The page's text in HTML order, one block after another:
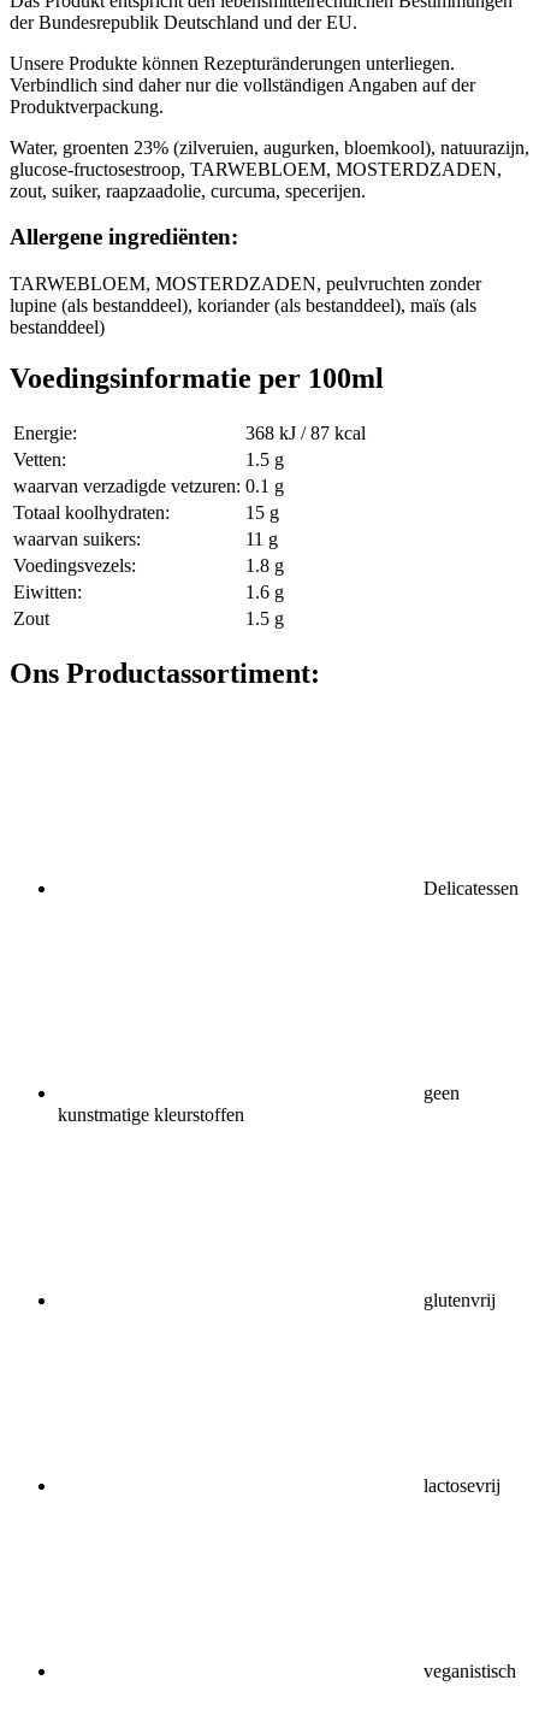
der Bundesrepublik Deutschland und der EU.
Unsere Produkte können Rezepturänderungen unterliegen.
Verbindlich sind daher nur die vollständigen Angaben auf der
Produktverpackung.
Water, groenten 23% (zilveruien, augurken, bloemkool), natuurazijn,
glucose-fructosestroop, TARWEBLOEM, MOSTERDZADEN,
zout, suiker, raapzaadolie, curcuma, specerijen.
Allergene ingrediënten:
TARWEBLOEM, MOSTERDZADEN, peulvruchten zonder
lupine (als bestanddeel), koriander (als bestanddeel), maïs (als
bestanddeel)
Voedingsinformatie per 100ml
Energie:
368 kJ / 87 kcal
Vetten:
1.5 g
waarvan verzadigde vetzuren: 0.1 g
Totaal koolhydraten:
15 g
waarvan suikers:
11 g
Voedingsvezels:
1.8 g
Eiwitten:
1.6 g
Zout
1.5 g
Ons Productassortiment:
Delicatessen
geen
kunstmatige kleurstoffen
glutenvrij
lactosevrij
veganistisch